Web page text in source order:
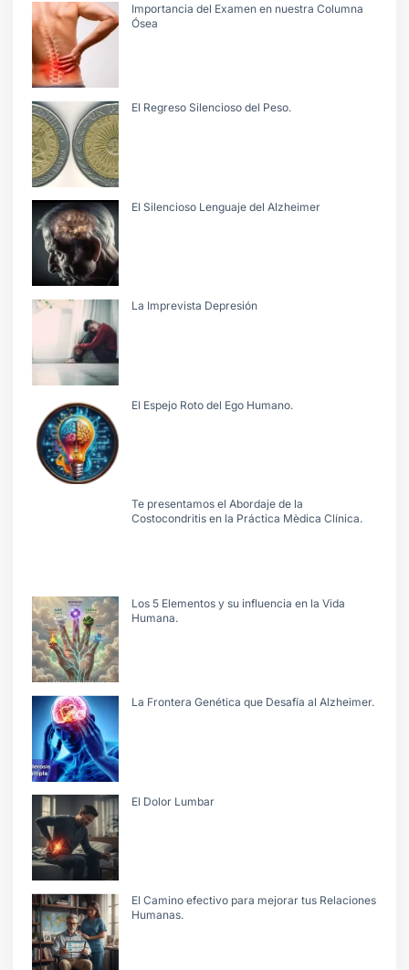
Importancia del Examen en nuestra Columna
Ósea
El Regreso Silencioso del Peso.
El Silencioso Lenguaje del Alzheimer
La Imprevista Depresión
El Espejo Roto del Ego Humano.
Te presentamos el Abordaje de la
Costocondritis en la Práctica Mèdica Clínica.
Los 5 Elementos y su influencia en la Vida
Humana.
La Frontera Genética que Desafía al Alzheimer.
El Dolor Lumbar
El Camino efectivo para mejorar tus Relaciones
Humanas.